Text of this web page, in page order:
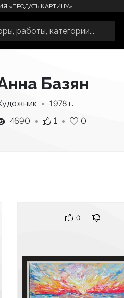
«ПРОДАТЬ КАРТИНУ»
Базян
1978 г.
4690
1 0
0